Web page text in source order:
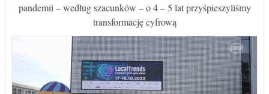
pandemii – według szacunków – o 4 – 5 lat przyśpieszyliśmy
transformację cyfrową